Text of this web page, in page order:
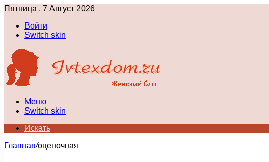
Пятница , 7 Август 2026
Войти
Switch skin
Меню
Switch skin
Искать
Главная/оценочная